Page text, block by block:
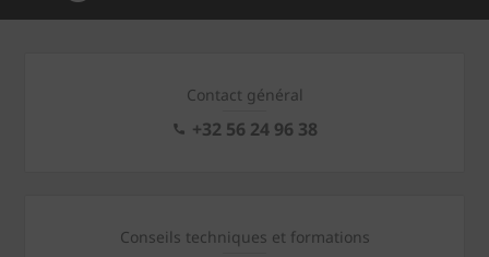
Contact général
+32 56 24 96 38
Conseils techniques et formations